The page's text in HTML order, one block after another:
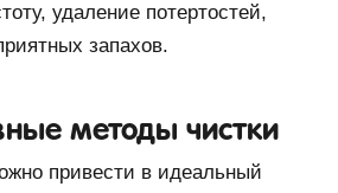
удаление потертостей,
запахов.
методы чистки
привести в идеальный